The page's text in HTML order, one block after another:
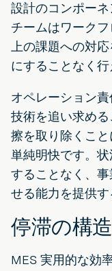
設計のコンポーネ
チームはワーク
上の課題への対
にすることなく行
オペレーション
技術を追い求め
擦を取り除くこ
単純明快です。
することなく、
せる能力を提供す
停滞の構造
MES 実用的な効